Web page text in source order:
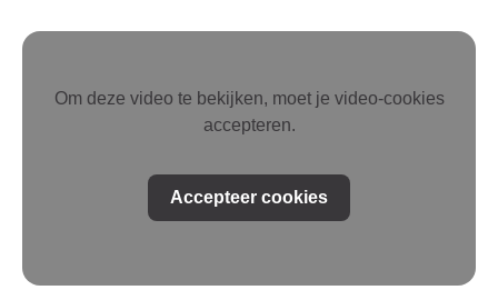
Om deze video te bekijken, moet je video-cookies
accepteren.
Accepteer cookies